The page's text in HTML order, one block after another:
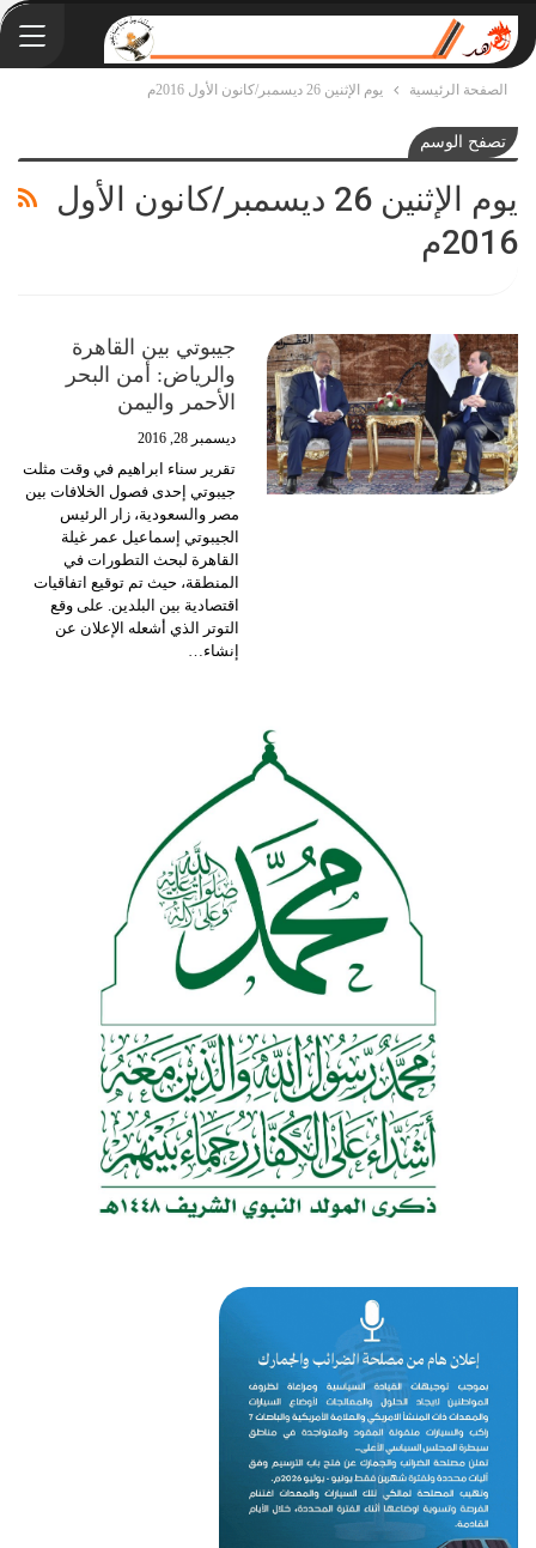
الصفحة الرئيسية يوم الإثنين 26 ديسمبر/كانون الأول 2016م
تصفح الوسم
يوم الإثنين 26 ديسمبر/كانون الأول
2016م
جيبوتي بين القاهرة
والرياض: أمن البحر
الأحمر واليمن
ديسمبر 28, 2016
تقرير سناء ابراهيم في وقت مثلت
جيبوتي إحدى فصول الخلافات بين
مصر والسعودية، زار الرئيس
الجيبوتي إسماعيل عمر غيلة
القاهرة لبحث التطورات في
المنطقة، حيث تم توقيع اتفاقيات
اقتصادية بين البلدين. على وقع
التوتر الذي أشعله الإعلان عن
إنشاء…